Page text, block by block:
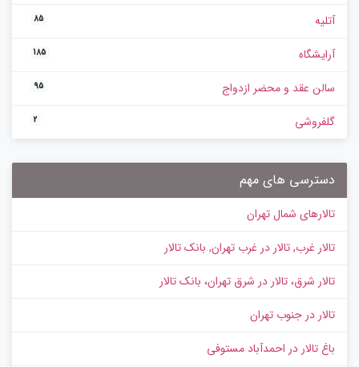
آتلیه 85
آرایشگاه 185
سالن عقد و محضر ازدواج 95
گلفروشی 2
دسترسی های مهم
تالارهای شمال تهران
تالار غرب, تالار در غرب تهران, بانک تالار
تالار شرق، تالار در شرق تهران، بانک تالار
تالار در جنوب تهران
باغ تالار در احمدآباد مستوفی